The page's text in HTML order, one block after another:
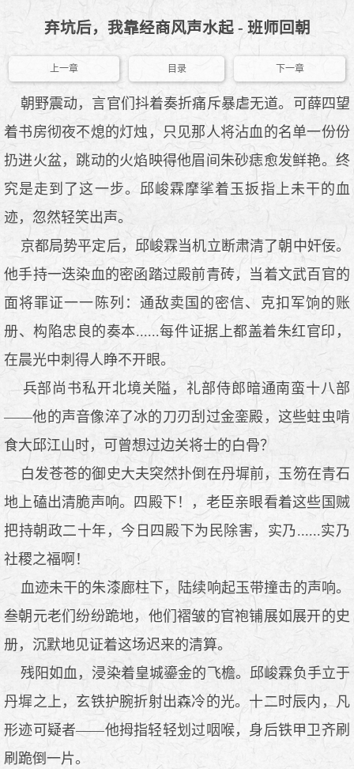
弃坑后，我靠经商风声水起 - 班师回朝
上一章 目录 下一章
朝野震动，言官们抖着奏折痛斥暴虐无道。可薛四望
着书房彻夜不熄的灯烛，只见那人将沾血的名单一份份
扔进火盆，跳动的火焰映得他眉间朱砂痣愈发鲜艳。终
究是走到了这一步。邱峻霖摩挲着玉扳指上未干的血
迹，忽然轻笑出声。
京都局势平定后，邱峻霖当机立断肃清了朝中奸佞。
他手持一迭染血的密函踏过殿前青砖，当着文武百官的
面将罪证一一陈列：通敌卖国的密信、克扣军饷的账
册、构陷忠良的奏本......每件证据上都盖着朱红官印，
在晨光中刺得人睁不开眼。
兵部尚书私开北境关隘，礼部侍郎暗通南蛮十八部
——他的声音像淬了冰的刀刃刮过金銮殿，这些蛀虫啃
食大邱江山时，可曾想过边关将士的白骨？
白发苍苍的御史大夫突然扑倒在丹墀前，玉笏在青石
地上磕出清脆声响。四殿下！，老臣亲眼看着这些国贼
把持朝政二十年，今日四殿下为民除害，实乃......实乃
社稷之福啊！
血迹未干的朱漆廊柱下，陆续响起玉带撞击的声响。
叁朝元老们纷纷跪地，他们褶皱的官袍铺展如展开的史
册，沉默地见证着这场迟来的清算。
残阳如血，浸染着皇城鎏金的飞檐。邱峻霖负手立于
丹墀之上，玄铁护腕折射出森冷的光。十二时辰内，凡
形迹可疑者——他拇指轻轻划过咽喉，身后铁甲卫齐刷
刷跪倒一片。